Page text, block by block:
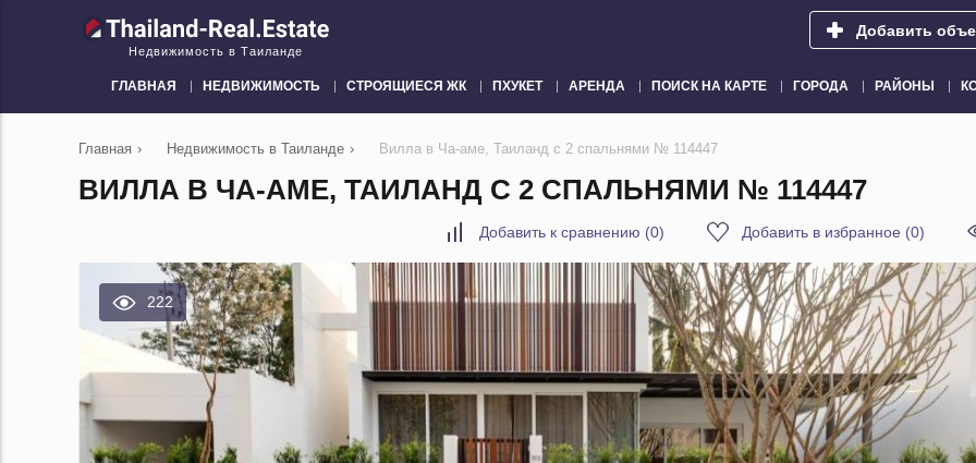
Недвижимость в Таиланде
Добавить
ГЛАВНАЯ НЕДВИЖИМОСТЬ СТРОЯЩИЕСЯ ЖК ПХУКЕТ АРЕНДА ПОИСК НА КАРТЕ ГОРОДА РАЙОНЫ
Главная › Недвижимость в Таиланде › Вилла в Ча-аме, Таиланд с 2 спальнями № 114447
ВИЛЛА В ЧА-АМЕ, ТАИЛАНД С 2 СПАЛЬНЯМИ № 114447
Добавить к сравнению (0) Добавить в избранное (0)
222